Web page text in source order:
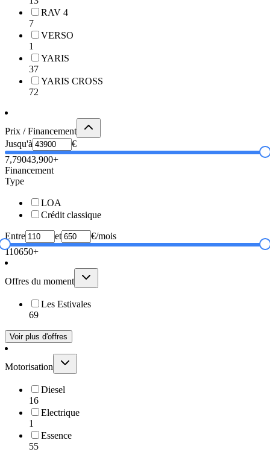
RAV 4
7
VERSO
1
YARIS
37
YARIS CROSS
72
Prix / Financement
Jusqu'à
€
7,79043,900+
Financement
Type
LOA
Crédit classique
Entre et
€/mois
110650+
Offres du moment
Les Estivales
69
Voir plus d'offres
Motorisation
Diesel
16
Electrique
1
Essence
55